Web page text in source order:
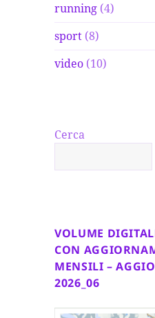
running (4)
sport (8)
video (10)
Cerca
VOLUME
CON
MENSILI –
2026_06